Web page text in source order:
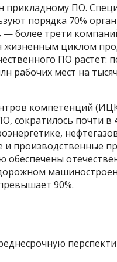
прикладному ПО.
порядка 70%
— более трети
жизненным циклом
ПО
рабочих мест на
компетенций
сократилось почти в
и производственные
обеспечены
90%.